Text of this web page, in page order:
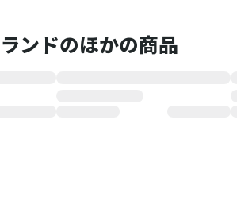
ンドのほかの商品